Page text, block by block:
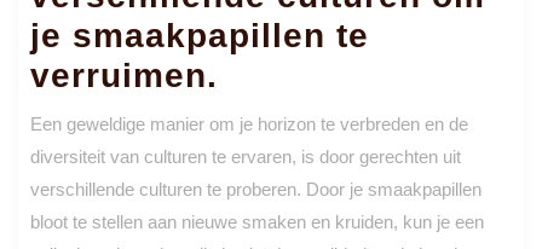
je smaakpapillen te
verruimen.
Een geweldige manier om je horizon te verbreden en de
diversiteit van culturen te ervaren, is door gerechten uit
verschillende culturen te proberen. Door je smaakpapillen
bloot te stellen aan nieuwe smaken en kruiden, kun je een